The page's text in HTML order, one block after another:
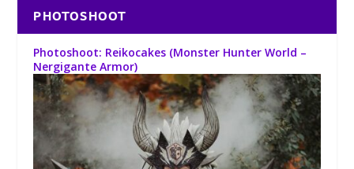
PHOTOSHOOT
Photoshoot: Reikocakes (Monster Hunter World –
Nergigante Armor)